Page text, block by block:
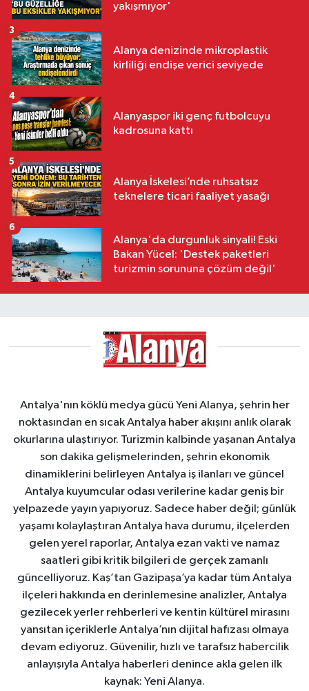
yakışmıyor'
Alanya denizinde mikroplastik
kirliliği endişe verici seviyede
3
Alanyaspor iki genç futbolcuyu
kadrosuna kattı
4
Alanya İskelesi’nde ruhsatsız
teknelere ticari faaliyet yasağı
5
Alanya'da durgunluk sinyali! Eski
Bakan Yücel: 'Destek paketleri
turizmin sorununa çözüm değil'
6
Antalya'nın köklü medya gücü Yeni Alanya, şehrin her
noktasından en sıcak Antalya haber akışını anlık olarak
okurlarına ulaştırıyor. Turizmin kalbinde yaşanan Antalya
son dakika gelişmelerinden, şehrin ekonomik
dinamiklerini belirleyen Antalya iş ilanları ve güncel
Antalya kuyumcular odası verilerine kadar geniş bir
yelpazede yayın yapıyoruz. Sadece haber değil; günlük
yaşamı kolaylaştıran Antalya hava durumu, ilçelerden
gelen yerel raporlar, Antalya ezan vakti ve namaz
saatleri gibi kritik bilgileri de gerçek zamanlı
güncelliyoruz. Kaş’tan Gazipaşa’ya kadar tüm Antalya
ilçeleri hakkında en derinlemesine analizler, Antalya
gezilecek yerler rehberleri ve kentin kültürel mirasını
yansıtan içeriklerle Antalya’nın dijital hafızası olmaya
devam ediyoruz. Güvenilir, hızlı ve tarafsız habercilik
anlayışıyla Antalya haberleri denince akla gelen ilk
kaynak: Yeni Alanya.